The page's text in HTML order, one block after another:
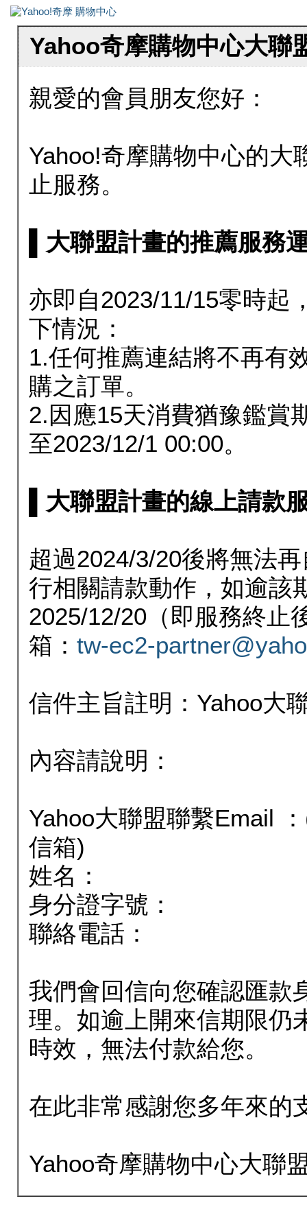
Yahoo奇摩購物中心大聯
親愛的會員朋友您好：
Yahoo!奇摩購物中心的大
止服務。
▌大聯盟計畫的推薦服務
亦即自2023/11/15零時起
下情況：
1.任何推薦連結將不再有
購之訂單。
2.因應15天消費猶豫鑑賞
至2023/12/1 00:00。
▌大聯盟計畫的線上請款
超過2024/3/20後將無法
行相關請款動作，如逾該
2025/12/20（即服務終止
箱： tw-ec2-
信件主旨註明：Yahoo大
內容請說明：
Yahoo大聯盟聯繫Email
信箱)
姓名：
身分證字號：
聯絡電話：
我們會回信向您確認匯款
理。如逾上開來信期限仍
時效，無法付款給您。
在此非常感謝您多年來的
Yahoo奇摩購物中心大